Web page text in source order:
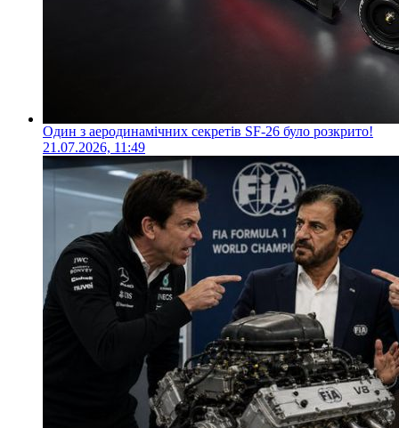
Один з аеродинамічних секретів SF-26 було розкрито!
21.07.2026, 11:49